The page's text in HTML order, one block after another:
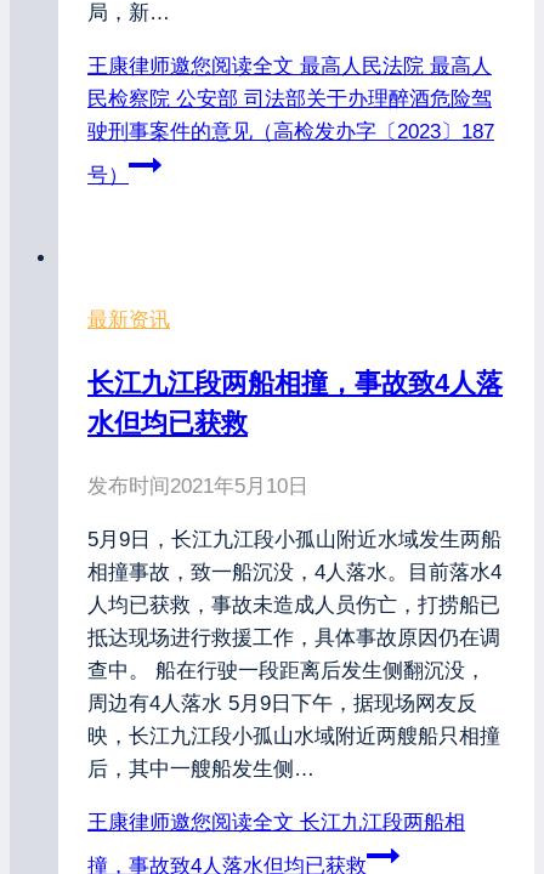
局，新…
王康律师邀您阅读全文 最高人民法院 最高人
民检察院 公安部 司法部关于办理醉酒危险驾
驶刑事案件的意见（高检发办字〔2023〕187
号）
最新资讯
长江九江段两船相撞，事故致4人落
水但均已获救
发布时间2021年5月10日
5月9日，长江九江段小孤山附近水域发生两船
相撞事故，致一船沉没，4人落水。目前落水4
人均已获救，事故未造成人员伤亡，打捞船已
抵达现场进行救援工作，具体事故原因仍在调
查中。 船在行驶一段距离后发生侧翻沉没，
周边有4人落水 5月9日下午，据现场网友反
映，长江九江段小孤山水域附近两艘船只相撞
后，其中一艘船发生侧…
王康律师邀您阅读全文 长江九江段两船相
撞，事故致4人落水但均已获救